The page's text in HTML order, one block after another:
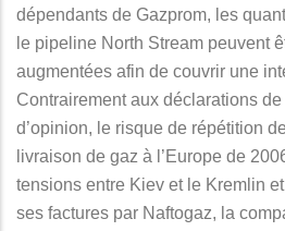
dépendants de Gazprom, les
le pipeline North Stream peuvent
augmentées afin de couvrir une
Contrairement aux déclarations
d’opinion, le risque de répétition
livraison de gaz à l’Europe de
tensions entre Kiev et le Kremlin
ses factures par Naftogaz, la